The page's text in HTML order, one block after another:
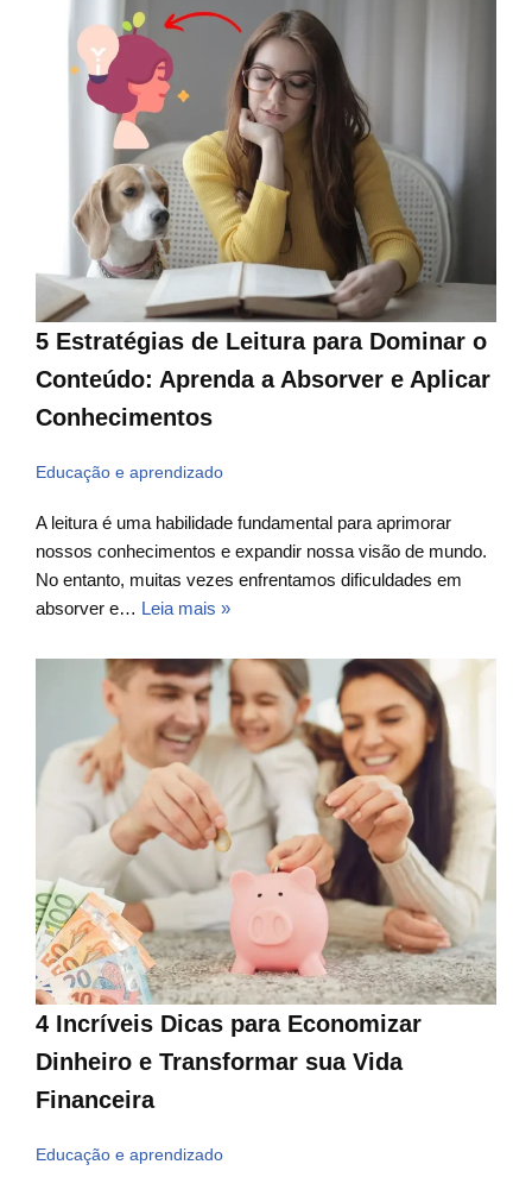
5 Estratégias de Leitura para Dominar o
Conteúdo: Aprenda a Absorver e Aplicar
Conhecimentos
Educação e aprendizado
A leitura é uma habilidade fundamental para aprimorar
nossos conhecimentos e expandir nossa visão de mundo.
No entanto, muitas vezes enfrentamos dificuldades em
absorver e… Leia mais »
4 Incríveis Dicas para Economizar
Dinheiro e Transformar sua Vida
Financeira
Educação e aprendizado